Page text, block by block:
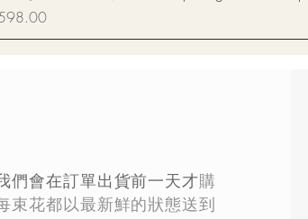
們會在訂單出貨前一天才購
束花都以最新鮮的狀態送到